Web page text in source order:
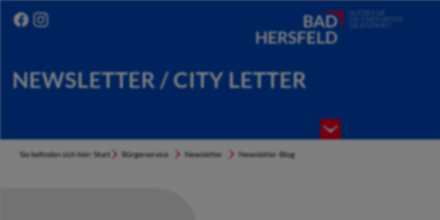
NEWSLETTER / CITY LETTER
Sie befinden sich hier: Start Bürgerservice Newsletter Newsletter-Blog